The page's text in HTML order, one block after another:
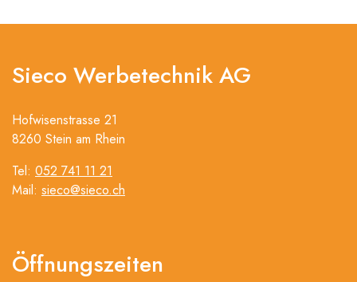
Sieco Werbetechnik AG
Hofwisenstrasse 21
8260 Stein am Rhein
Tel: 052 741 11 21
Mail: sieco@sieco.ch
Öffnungszeiten